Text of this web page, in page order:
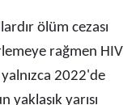
ölüm cezası
rağmen HIV
2022'de
yarısı